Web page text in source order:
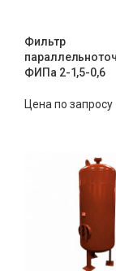
Фильтр
ФИПа 2-1,5-0,6
Цена по запросу